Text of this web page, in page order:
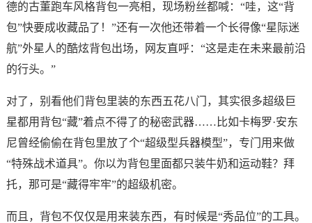
德的古董跑车风格背包一亮相，现场粉丝都喊：“哇，这“背
包”快要成收藏品了！”还有一次他还带着一个长得像“星际迷
航”外星人的酷炫背包出场，网友直呼：“这是走在未来最前沿
的行头。”
对了，别看他们背包里装的东西五花八门，其实很多超级巨
星都用背包“藏”着点不得了的秘密武器……比如卡梅罗·安东
尼曾经偷偷在背包里放了个“超级型兵器模型”，专门用来做
“特殊战术道具”。你以为背包里面都只装牛奶和运动鞋？拜
托，那可是“藏得牢牢”的超级机密。
而且，背包不仅仅是用来装东西，有时候是“秀品位”的工具。